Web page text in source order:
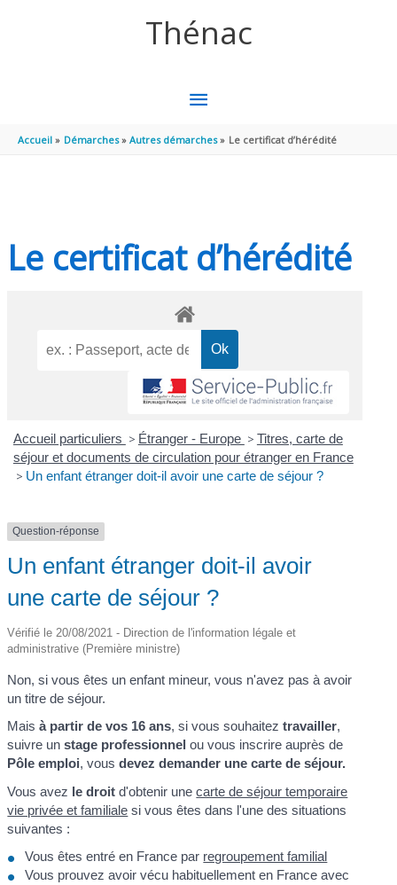
Thénac
MENU
PRINCIPAL
Accueil Démarches Autres démarches Le certificat d’hérédité
Le certificat d’hérédité
Accueil particuliers > Étranger - Europe > Titres, carte de
séjour et documents de circulation pour étranger en France
> Un enfant étranger doit-il avoir une carte de séjour ?
Question-réponse
Un enfant étranger doit-il avoir
une carte de séjour ?
Vérifié le 20/08/2021 - Direction de l'information légale et
administrative (Première ministre)
Non, si vous êtes un enfant mineur, vous n'avez pas à avoir
un titre de séjour.
Maisà partir de vos 16 ans, si vous souhaitez travailler,
suivre unstage professionnel ou vous inscrire auprès de
Pôle emploi, vousdevez demander une carte de séjour.
Vous avez le droit d'obtenir unecarte de séjour temporaire
vie privée et familiale si vous êtes dans l'une des situations
suivantes :
Vous êtes entré en France par regroupement familial
Vous prouvez avoir vécu habituellement en France avec